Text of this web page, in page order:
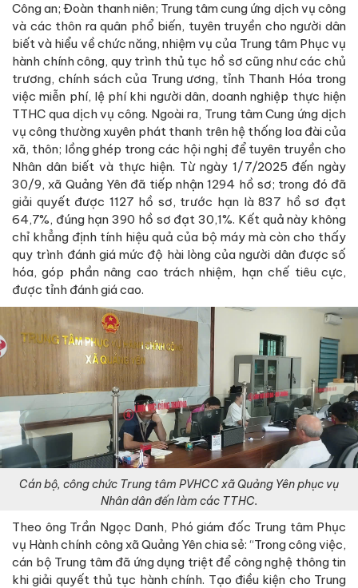
Công an; Đoàn thanh niên; Trung tâm cung ứng dịch vụ công
và các thôn ra quân phổ biến, tuyên truyền cho người dân
biết và hiểu về chức năng, nhiệm vụ của Trung tâm Phục vụ
hành chính công, quy trình thủ tục hồ sơ cũng như các chủ
trương, chính sách của Trung ương, tỉnh Thanh Hóa trong
việc miễn phí, lệ phí khi người dân, doanh nghiệp thực hiện
TTHC qua dịch vụ công. Ngoài ra, Trung tâm Cung ứng dịch
vụ công thường xuyên phát thanh trên hệ thống loa đài của
xã, thôn; lồng ghép trong các hội nghị để tuyên truyền cho
Nhân dân biết và thực hiện. Từ ngày 1/7/2025 đến ngày
30/9, xã Quảng Yên đã tiếp nhận 1294 hồ sơ; trong đó đã
giải quyết được 1127 hồ sơ, trước hạn là 837 hồ sơ đạt
64,7%, đúng hạn 390 hồ sơ đạt 30,1%. Kết quả này không
chỉ khẳng định tính hiệu quả của bộ máy mà còn cho thấy
quy trình đánh giá mức độ hài lòng của người dân được số
hóa, góp phần nâng cao trách nhiệm, hạn chế tiêu cực,
được tỉnh đánh giá cao.
Cán bộ, công chức Trung tâm PVHCC xã Quảng Yên phục vụ
Nhân dân đến làm các TTHC.
Theo ông Trần Ngọc Danh, Phó giám đốc Trung tâm Phục
vụ Hành chính công xã Quảng Yên chia sẻ: “Trong công việc,
cán bộ Trung tâm đã ứng dụng triệt để công nghệ thông tin
khi giải quyết thủ tục hành chính. Tạo điều kiện cho Trung